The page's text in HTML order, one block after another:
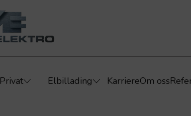
Privat Elbillading KarriereOm oss